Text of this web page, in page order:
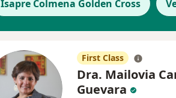
Isapre Colmena Golden Cross
First Class
Dra. Mailovia
Guevara